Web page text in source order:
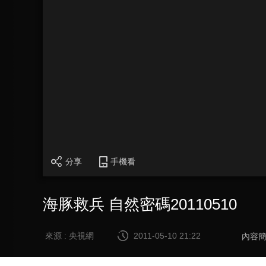
分享 手機看
海豚救兵 自然密碼20110510
來源 : 央視網 2011-05-10 21:22 內容